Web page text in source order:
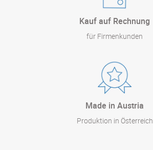
Kauf auf Rechnung
für Firmenkunden
Made in Austria
Produktion in Österreich